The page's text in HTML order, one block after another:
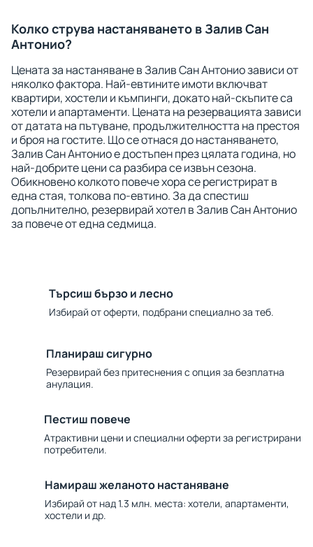
Колко струва настаняването в Залив Сан
Антонио?
Цената за настаняване в Залив Сан Антонио зависи от
няколко фактора. Най-евтините имоти включват
квартири, хостели и къмпинги, докато най-скъпите са
хотели и апартаменти. Цената на резервацията зависи
от датата на пътуване, продължителността на престоя
и броя на гостите. Що се отнася до настаняването,
Залив Сан Антонио е достъпен през цялата година, но
най-добрите цени са разбира се извън сезона.
Обикновено колкото повече хора се регистрират в
една стая, толкова по-евтино. За да спестиш
допълнително, резервирай хотел в Залив Сан Антонио
за повече от една седмица.
Търсиш бързо и лесно
Избирай от оферти, подбрани специално за теб.
Планираш сигурно
Резервирай без притеснения с опция за безплатна
анулация.
Пестиш повече
Атрактивни цени и специални оферти за регистрирани
потребители.
Намираш желаното настаняване
Избирай от над 1.3 млн. места: хотели, апартаменти,
хостели и др.